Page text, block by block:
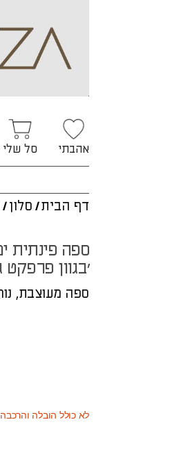
אהבתי סל שלי
דף הבית/ סלון /
בגוון פרפקט גרייז'
ספה מעוצבת,
לא כולל הובלה והרכבה